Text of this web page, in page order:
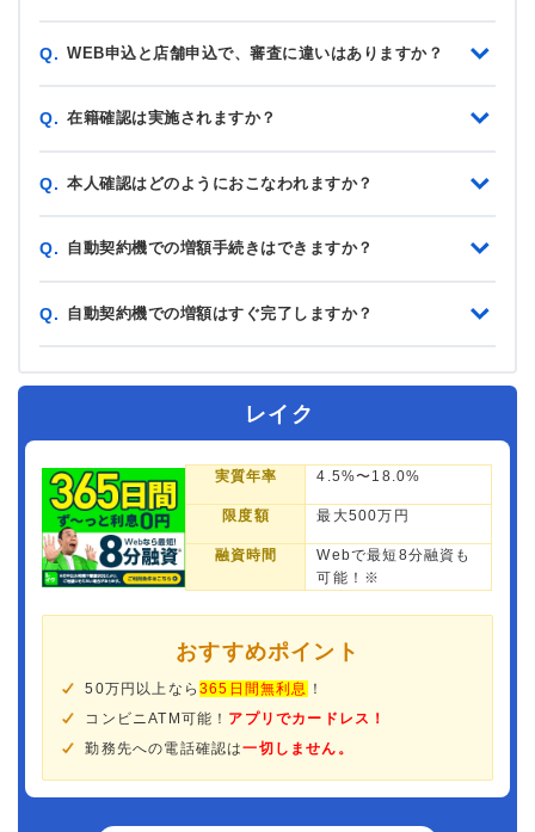
Q. WEB申込と店舗申込で、審査に違いはありますか？
Q. 在籍確認は実施されますか？
Q. 本人確認はどのようにおこなわれますか？
Q. 自動契約機での増額手続きはできますか？
Q. 自動契約機での増額はすぐ完了しますか？
レイク
実質年率 4.5%〜18.0%
限度額 最大500万円
融資時間
Webで最短8分融資も
可能！※
おすすめポイント
50万円以上なら365日間無利息
！
コンビニATM可能！ アプリでカードレス！
勤務先への電話確認は一切しません。